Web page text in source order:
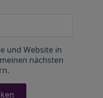
und Website in
nächsten